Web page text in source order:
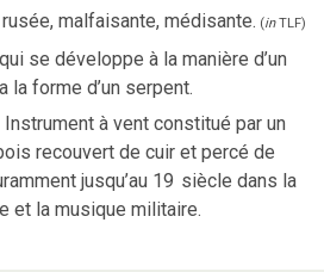
malfaisante, médisante. (inTLF)
se développe à la manière d’un
la forme d’un serpent.
Instrument à vent constitué par un
recouvert de cuir et percé de
jusqu’au 19 siècle dans la
et la musique militaire.